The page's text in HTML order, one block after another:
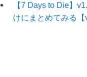
【7 Days to Die】
けにまとめてみる【